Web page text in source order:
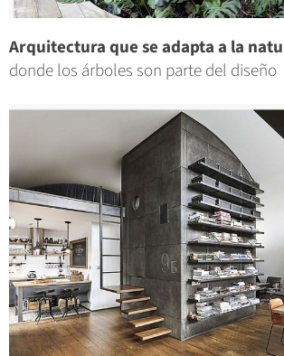
Arquitectura que se adapta a la
donde los árboles son parte del diseño